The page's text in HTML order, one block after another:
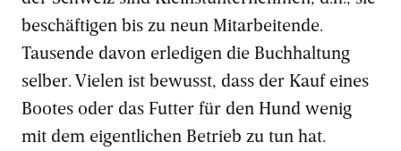
beschäftigen bis zu neun Mitarbeitende.
Tausende davon erledigen die Buchhaltung
selber. Vielen ist bewusst, dass der Kauf eines
Bootes oder das Futter für den Hund wenig
mit dem eigentlichen Betrieb zu tun hat.